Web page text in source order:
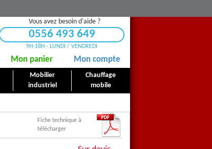
Vous avez besoin d'aide ?
0556 493 649
9H-18H - LUNDI / VENDREDI
Mon panier Mon compte
Mobilier
industriel
Chauffage
mobile
Fiche technique à
télécharger